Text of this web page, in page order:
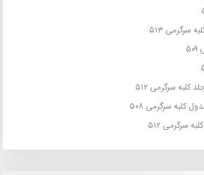
سرگرمی ۵۱۳
سرگرمی ۵۱۲
کلبه سرگرمی ۵۰۸
سرگرمی ۵۱۲